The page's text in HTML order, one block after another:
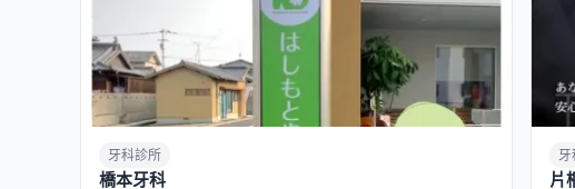
牙科診所
橋本牙科 片